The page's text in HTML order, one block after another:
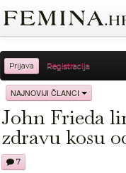
Prijava Registracija
Sreća
Moda Ljubav
NAJNOVIJI ČLANCI
John Frieda
zdravu kosu
7